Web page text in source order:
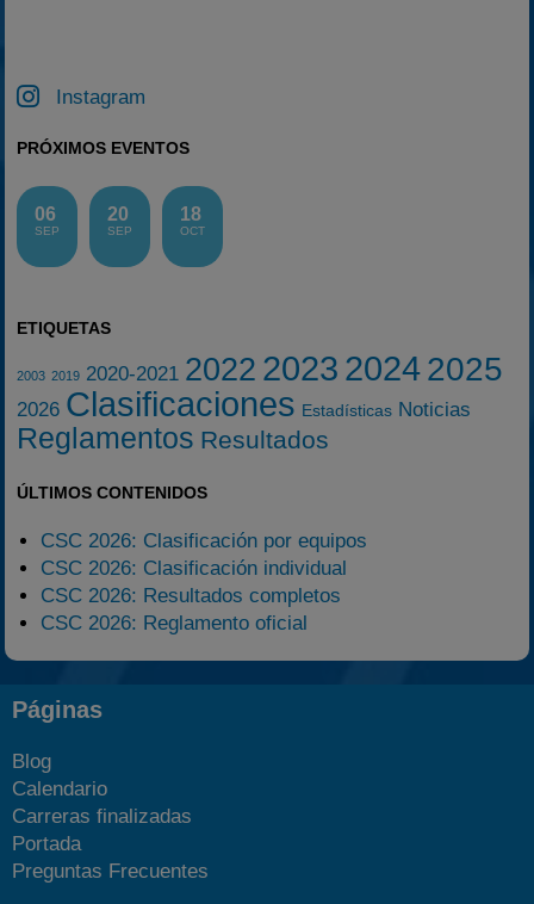
Instagram
PRÓXIMOS EVENTOS
06
SEP
20
SEP
18
OCT
ETIQUETAS
2003 2019 2020-2021 2022 2023 20242025
2026 Clasificaciones Estadísticas Noticias
Reglamentos Resultados
ÚLTIMOS CONTENIDOS
CSC 2026: Clasificación por equipos
CSC 2026: Clasificación individual
CSC 2026: Resultados completos
CSC 2026: Reglamento oficial
Páginas
Blog
Calendario
Carreras finalizadas
Portada
Preguntas Frecuentes